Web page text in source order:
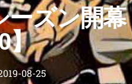
ーズン開
】
08-25